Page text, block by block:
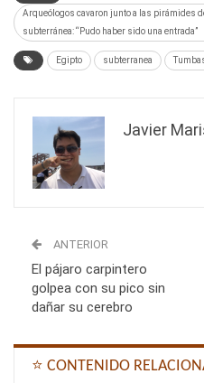
Arqueólogos cavaron junto a las pirámides
subterránea: “Pudo haber sido una entrada”
Egipto subterranea
Javier
ANTERIOR
El pájaro carpintero
golpea con su pico sin
dañar su cerebro
⭐ CONTENIDO